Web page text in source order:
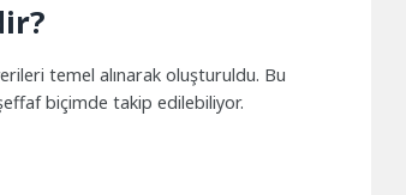
temel alınarak oluşturuldu. Bu
biçimde takip edilebiliyor.